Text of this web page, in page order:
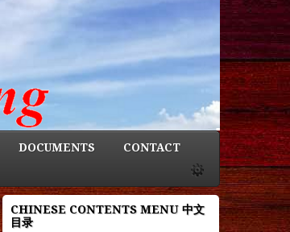
DOCUMENTS CONTACT
CHINESE CONTENTS MENU 中文
目录